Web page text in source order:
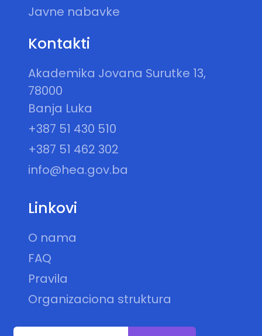
Javne nabavke
Kontakti
Akademika Jovana Surutke 13,
78000
Banja Luka
+387 51 430 510
+387 51 462 302
info@hea.gov.ba
Linkovi
O nama
FAQ
Pravila
Organizaciona struktura